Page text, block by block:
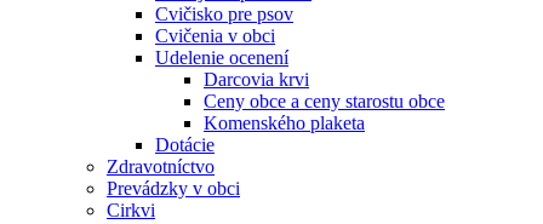
Cvičisko pre psov
Cvičenia v obci
Udelenie ocenení
Darcovia krvi
Ceny obce a ceny starostu obce
Komenského plaketa
Dotácie
Zdravotníctvo
Prevádzky v obci
Cirkvi